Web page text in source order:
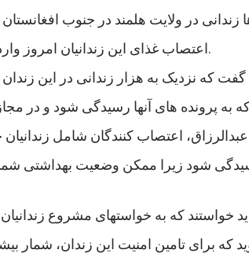
اعتصاب غذای این زندانیان امروز وارد چهارمین روزش شد.
رسیدگی شود زیرا ممکن وضعیت بهداشتی